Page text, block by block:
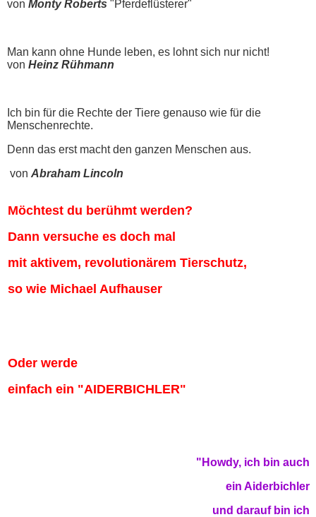
von Monty Roberts "Pferdeflüsterer"
Man kann ohne Hunde leben, es lohnt sich nur nicht!
von Heinz Rühmann
Ich bin für die Rechte der Tiere genauso wie für die
Menschenrechte.
Denn das erst macht den ganzen Menschen aus.
von Abraham Lincoln
Möchtest du berühmt werden?
Dann versuche es doch mal
mit aktivem, revolutionärem Tierschutz,
so wie Michael Aufhauser
Oder werde
einfach ein "AIDERBICHLER"
"Howdy, ich bin auch
ein Aiderbichler
und darauf bin ich